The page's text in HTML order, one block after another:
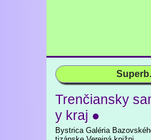
Trenčiansky
y kraj ●
Bystrica Galéria